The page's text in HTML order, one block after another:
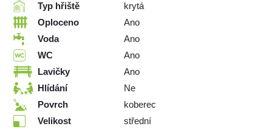
Typ hřiště
krytá
Oploceno
Ano
Voda
Ano
WC
Ano
Lavičky
Ano
Hlídání
Ne
Povrch
koberec
Velikost
střední